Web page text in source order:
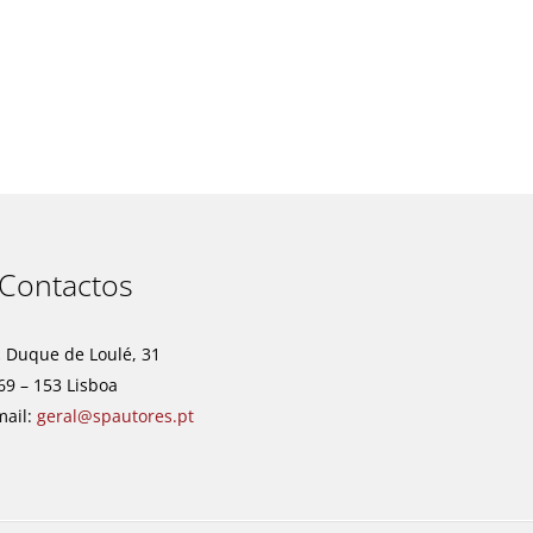
Contactos
Duque de Loulé, 31
– 153 Lisboa
geral@spautores.pt